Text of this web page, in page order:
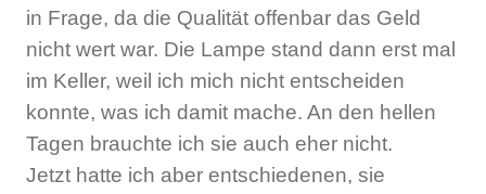
in Frage, da die Qualität offenbar das Geld
nicht wert war. Die Lampe stand dann erst mal
im Keller, weil ich mich nicht entscheiden
konnte, was ich damit mache. An den hellen
Tagen brauchte ich sie auch eher nicht.
Jetzt hatte ich aber entschiedenen, sie